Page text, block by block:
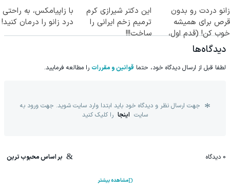
زانو دردت رو بدون
قرص برای همیشه
خوب کن! (قدم اول،
پرسش‌نامه)
این دکتر شیرازی کرم
ترمیم زخم ایرانی را
ساخت!!!
با زاپیامکس، به راحتی
درد زانو را درمان کنید!
دیدگاه‌ها
لطفا قبل از ارسال دیدگاه خود، حتما قوانین و مقررات را مطالعه فرمایید.
جهت ارسال نظر و دیدگاه خود باید ابتدا وارد سایت شوید. جهت ورود به
سایت اینجا را کلیک کنید
0 دیدگاه بر اساس محبوب ترین
مشاهده بیشتر